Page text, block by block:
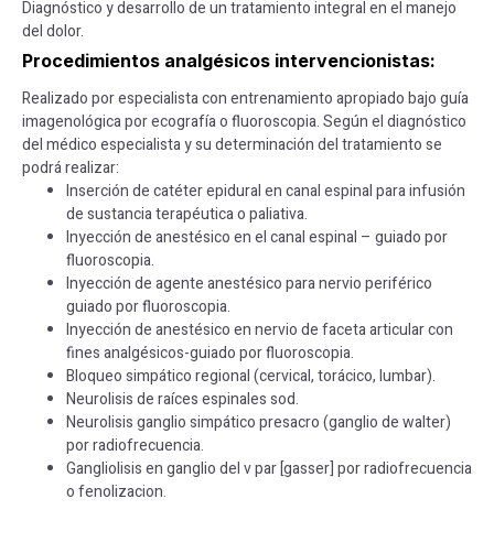
Diagnóstico y desarrollo de un tratamiento integral en el manejo
del dolor.
Procedimientos analgésicos intervencionistas:
Realizado por especialista con entrenamiento apropiado bajo guía
imagenológica por ecografía o fluoroscopia. Según el diagnóstico
del médico especialista y su determinación del tratamiento se
podrá realizar:
Inserción de catéter epidural en canal espinal para infusión
de sustancia terapéutica o paliativa.
Inyección de anestésico en el canal espinal – guiado por
fluoroscopia.
Inyección de agente anestésico para nervio periférico
guiado por fluoroscopia.
Inyección de anestésico en nervio de faceta articular con
fines analgésicos-guiado por fluoroscopia.
Bloqueo simpático regional (cervical, torácico, lumbar).
Neurolisis de raíces espinales sod.
Neurolisis ganglio simpático presacro (ganglio de walter)
por radiofrecuencia.
Gangliolisis en ganglio del v par [gasser] por radiofrecuencia
o fenolizacion.